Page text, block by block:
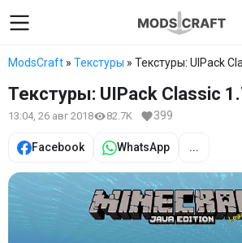
ModsCraft » Текстуры » Текстуры: UIPack
Текстуры: UIPack Classic
13:04, 26 авг 2018 82.7K 399
Facebook WhatsApp ...